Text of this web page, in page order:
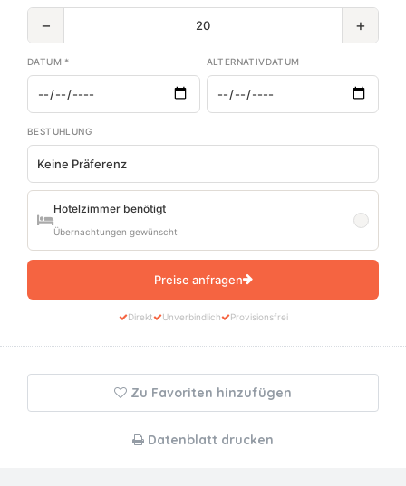
− +
DATUM * ALTERNATIVDATUM
BESTUHLUNG
Hotelzimmer benötigt
Übernachtungen gewünscht
Preise anfragen
Direkt Unverbindlich Provisionsfrei
Zu Favoriten hinzufügen
Datenblatt drucken